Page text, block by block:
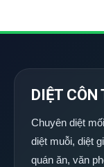
DIỆT
Chuyên diệt
diệt muỗi, diệt
quán ăn, văn